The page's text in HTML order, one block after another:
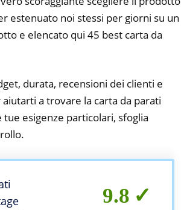
estenuato noi stessi per giorni su un
e elencato qui 45 best carta da
durata, recensioni dei clienti e
a trovare la carta da parati
esigenze particolari, sfoglia
9.8